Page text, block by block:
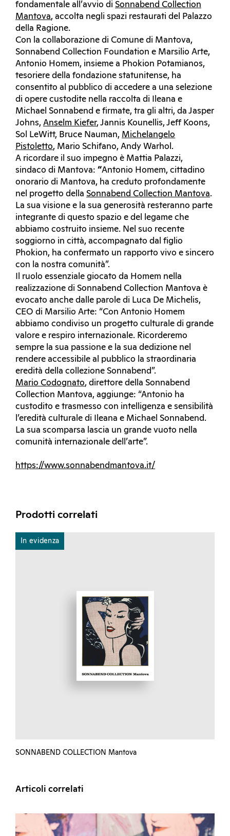
fondamentale all’avvio di Sonnabend Collection
Mantova, accolta negli spazi restaurati del Palazzo
della Ragione.
Con la collaborazione di Comune di Mantova,
Sonnabend Collection Foundation e Marsilio Arte,
Antonio Homem, insieme a Phokion Potamianos,
tesoriere della fondazione statunitense, ha
consentito al pubblico di accedere a una selezione
di opere custodite nella raccolta di Ileana e
Michael Sonnabend e firmate, tra gli altri, da Jasper
Johns, Anselm Kiefer, Jannis Kounellis, Jeff Koons,
Sol LeWitt, Bruce Nauman, Michelangelo
Pistoletto, Mario Schifano, Andy Warhol.
A ricordare il suo impegno è Mattia Palazzi,
sindaco di Mantova: “Antonio Homem, cittadino
onorario di Mantova, ha creduto profondamente
nel progetto della Sonnabend Collection Mantova.
La sua visione e la sua generosità resteranno parte
integrante di questo spazio e del legame che
abbiamo costruito insieme. Nel suo recente
soggiorno in città, accompagnato dal figlio
Phokion, ha confermato un rapporto vivo e sincero
con la nostra comunità”.
Il ruolo essenziale giocato da Homem nella
realizzazione di Sonnabend Collection Mantova è
evocato anche dalle parole di Luca De Michelis,
CEO di Marsilio Arte: “Con Antonio Homem
abbiamo condiviso un progetto culturale di grande
valore e respiro internazionale. Ricorderemo
sempre la sua passione e la sua dedizione nel
rendere accessibile al pubblico la straordinaria
eredità della collezione Sonnabend”.
Mario Codognato, direttore della Sonnabend
Collection Mantova, aggiunge: “Antonio ha
custodito e trasmesso con intelligenza e sensibilità
l’eredità culturale di Ileana e Michael Sonnabend.
La sua scomparsa lascia un grande vuoto nella
comunità internazionale dell’arte”.
https://www.sonnabendmantova.it/
Prodotti correlati
In evidenza
SONNABEND COLLECTION Mantova
Articoli correlati